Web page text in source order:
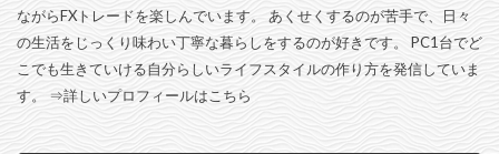
ながらFXトレードを楽しんでいます。 あくせくするのが苦手で、日々
の生活をじっくり味わい丁寧な暮らしをするのが好きです。 PC1台でど
こでも生きていける自分らしいライフスタイルの作り方を発信していま
す。 ⇒詳しいプロフィールはこちら